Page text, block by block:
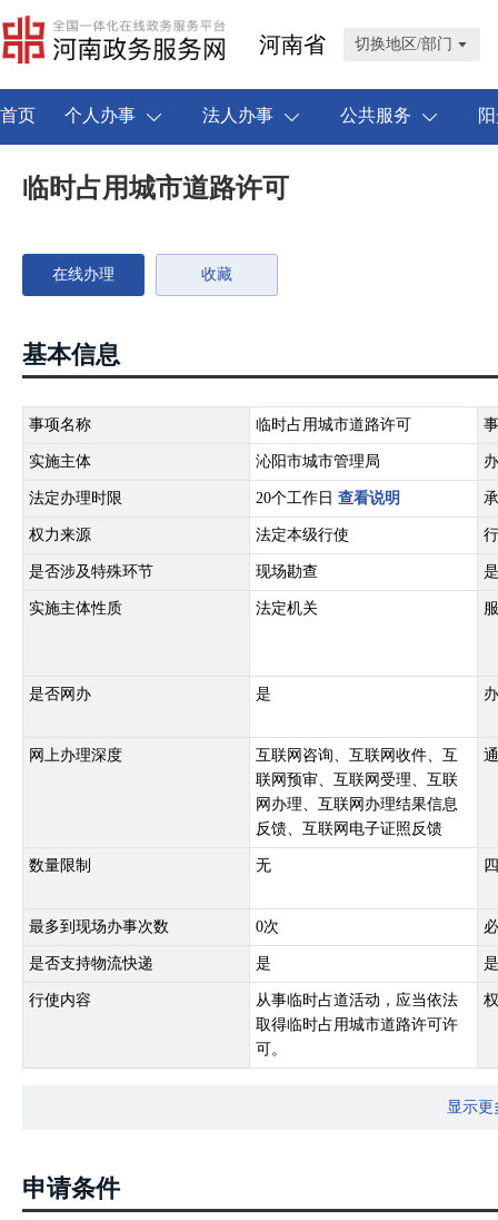
河南省 切换地区/部门
首页 个人办事 法人办事 公共服务
临时占用城市道路许可
在线办理 收藏
基本信息
事项名称 临时占用城市道路许可
实施主体 沁阳市城市管理局
法定办理时限 20个工作日 查看说明
权力来源 法定本级行使
是否涉及特殊环节 现场勘查
实施主体性质 法定机关
是否网办 是
网上办理深度
互联网咨询、互联网收件、互
联网预审、互联网受理、互联
网办理、互联网办理结果信息
反馈、互联网电子证照反馈
数量限制 无
最多到现场办事次数 0次
是否支持物流快递 是
行使内容
从事临时占道活动，应当依法
取得临时占用城市道路许可许
可。
显示更
申请条件